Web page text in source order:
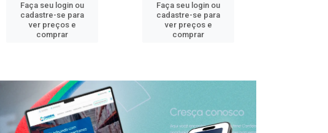
Faça seu login ou
cadastre-se para
ver preços e
comprar
Faça seu login ou
cadastre-se para
ver preços e
comprar